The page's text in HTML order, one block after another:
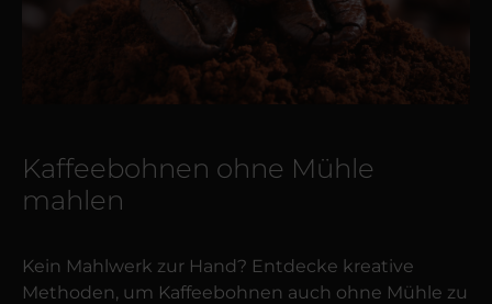
Kaffeebohnen ohne Mühle
mahlen
Kein Mahlwerk zur Hand? Entdecke kreative
Methoden, um Kaffeebohnen auch ohne Mühle zu